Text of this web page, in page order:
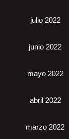
julio 2022
junio 2022
mayo 2022
abril 2022
marzo 2022